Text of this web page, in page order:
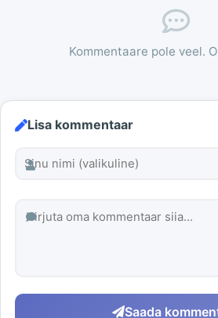
Kommentaare pole veel.
Lisa kommentaar
Saada